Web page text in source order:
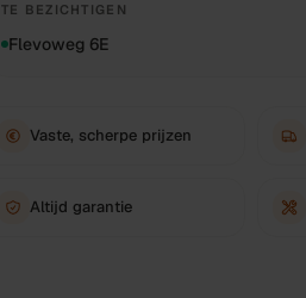
TE BEZICHTIGEN
Flevoweg 6E
Vaste, scherpe prijzen
Altijd garantie